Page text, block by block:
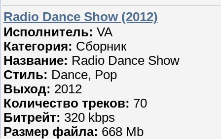
Radio Dance Show (2012)
Исполнитель: VA
Категория: Сборник
Название: Radio Dance Show
Стиль: Dance, Pop
Выход: 2012
Количество треков: 70
Битрейт: 320 kbps
Размер файла: 668 Mb